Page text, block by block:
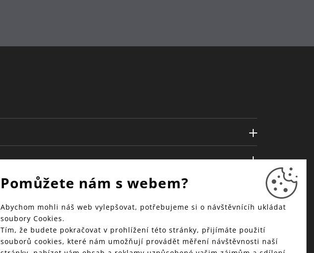
Pomůžete nám s webem?
Abychom mohli náš web vylepšovat, potřebujeme si o návštěvnícíh ukládat
soubory Cookies.
Tím, že budete pokračovat v prohlížení této stránky, přijímáte použití
souborů cookies, které nám umožňují provádět měření návštěvnosti naší